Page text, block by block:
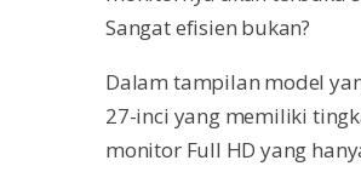
Sangat efisien bukan?
Dalam tampilan model
27-inci yang memiliki
monitor Full HD yang